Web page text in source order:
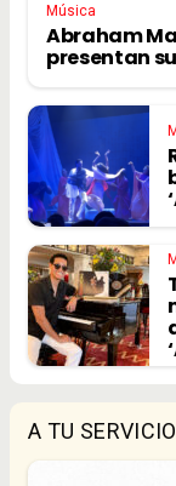
Música
Abraham
presentan
A TU SERVICIO